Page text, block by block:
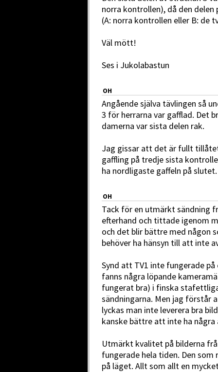
norra kontrollen), då den
(A: norra kontrollen eller B: de
Väl mött!
Ses i Jukolabastun
OH
Angående själva tävlingen så
3 för herrarna var gafflad. Det
damerna var sista delen rak.
Jag gissar att det är fullt
gaffling på tredje sista
ha nordligaste gaffeln på slutet.
OH
Tack för en utmärkt sändning
efterhand och tittade igenom
och det blir bättre med någon
behöver ha hänsyn till att inte
Synd att TV1 inte fungerade
fanns några löpande
fungerat bra) i finska
sändningarna. Men jag förstår
lyckas man inte leverera bra
kanske bättre att inte ha några
Utmärkt kvalitet på bilderna
fungerade hela tiden. Den
på läget. Allt som allt en